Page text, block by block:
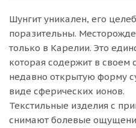
Шунгит уникален, его
поразительны.
только в Карелии. Это
которая содержит в своем
недавно открытую форму
виде сферических ионов.
Текстильные изделия с
снимают болевые